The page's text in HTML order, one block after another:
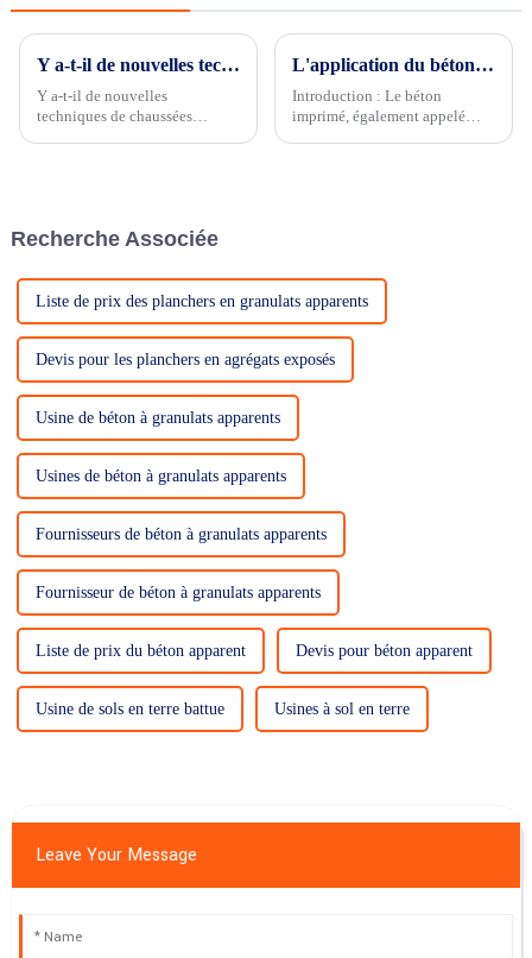
Y a-t-il de nouvelles techniques de revêtement de chaussée colorées qui apparaissent récemment ?
Y a-t-il de nouvelles
techniques de chaussées
construction de polymère de
L'application du béton imprimé dans les cours et les villas privées
Introduction : Le béton
imprimé, également appelé
Recherche Associée
Liste de prix des planchers en granulats apparents
Devis pour les planchers en agrégats exposés
Usine de béton à granulats apparents
Usines de béton à granulats apparents
Fournisseurs de béton à granulats apparents
Fournisseur de béton à granulats apparents
Liste de prix du béton apparent Devis pour béton apparent
Usine de sols en terre battue Usines à sol en terre
Leave Your Message